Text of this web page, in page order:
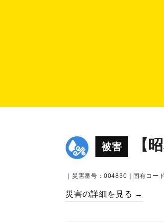
被害 【
｜災害番号：004830｜固有コー
災害の詳細を見る →